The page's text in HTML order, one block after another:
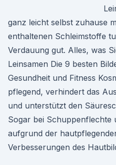
ganz leicht selbst zuhause
enthaltenen Schleimstoffe
Verdauung gut. Alles, was
Leinsamen Die 9 besten
Gesundheit und Fitness
pflegend, verhindert das
und unterstützt den
Sogar bei Schuppenflechte
aufgrund der
Verbesserungen des